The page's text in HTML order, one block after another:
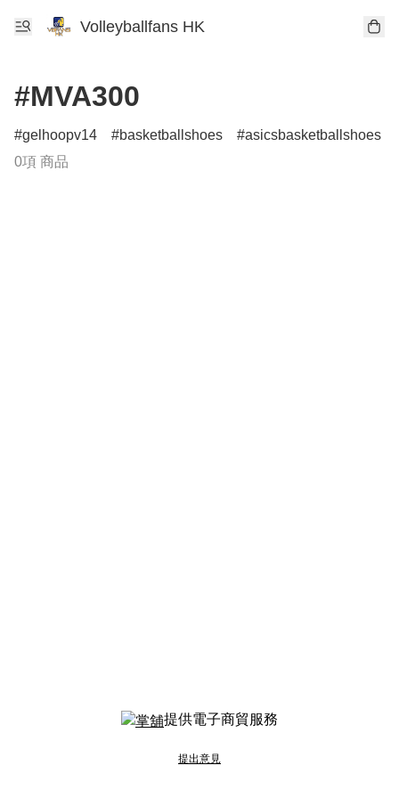
Volleyballfans HK
#MVA300
gelhoopv14 basketballshoes
asicsbasketballshoes
0項 商品
提供電子商貿服務
提出意見